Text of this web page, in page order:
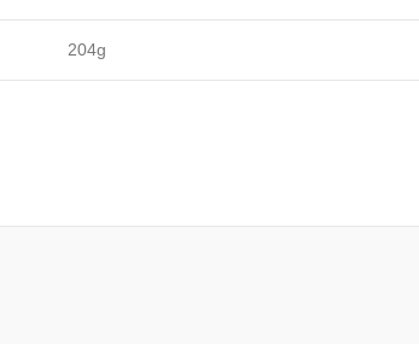
204g